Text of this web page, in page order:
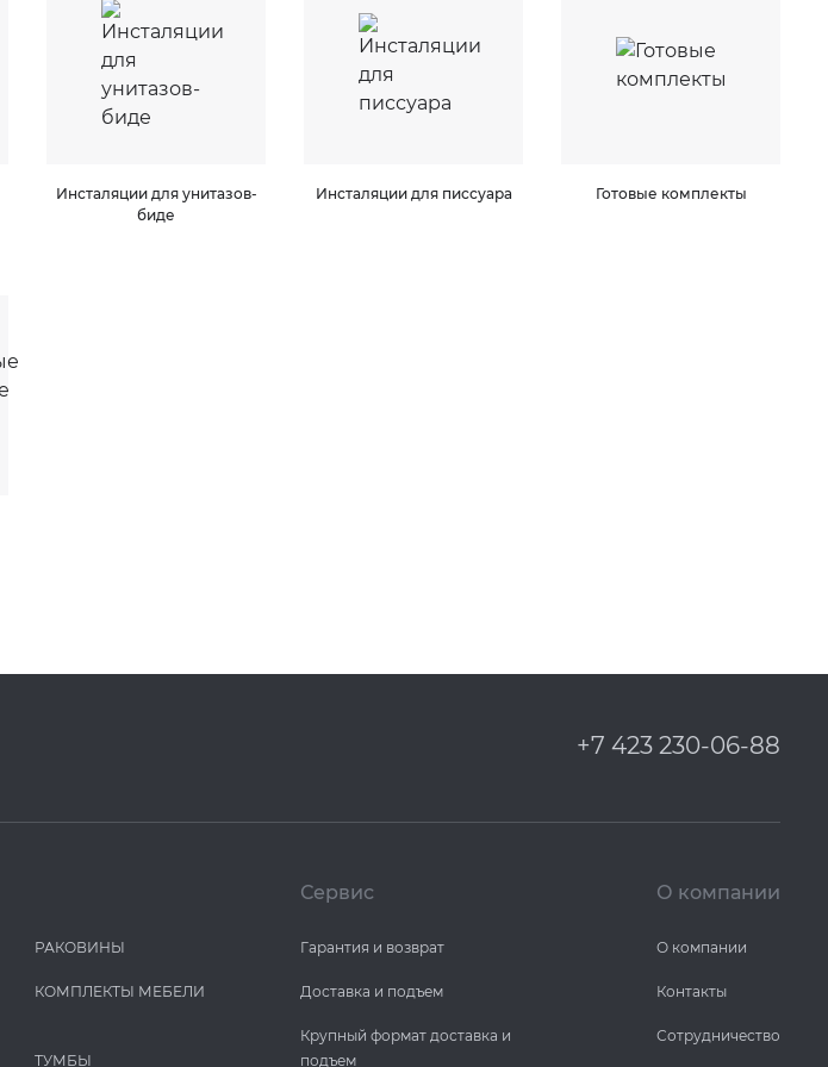
Инсталяции для унитазов-
биде
Инсталяции для писсуара Готовые комплекты
+7 423 230-06-88
РАКОВИНЫ
КОМПЛЕКТЫ МЕБЕЛИ
ТУМБЫ
Сервис
Гарантия и возврат
Доставка и подъем
Крупный формат доставка и
подъем
О компании
О компании
Контакты
Сотрудничество